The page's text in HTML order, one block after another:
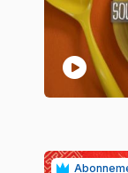
play_circle